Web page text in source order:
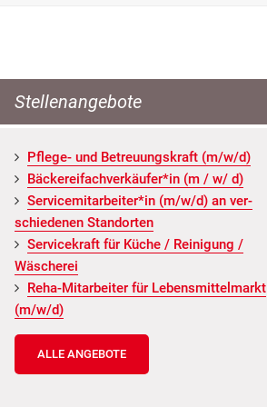
Stellenangebote
Pfle­ge- und Be­treu­ungs­kraft (m/w/d)
Bä­cke­rei­fach­ver­käu­fer*in (m / w/ d)
Ser­vice­mit­ar­bei­ter*in (m/w/d) an ver­
schie­de­nen Stand­or­ten
Ser­vice­kraft für Küche / Rei­ni­gung /
Wä­sche­rei
Reha-Mit­ar­bei­ter für Le­bens­mit­tel­markt
(m/w/d)
ALLE ANGEBOTE